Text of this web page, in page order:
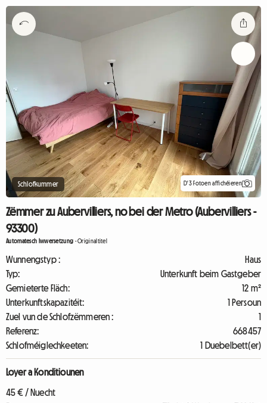
Schlofkummer D'3 Fotoen affichéieren
Zëmmer zu Aubervilliers, no bei der Metro (Aubervilliers -
93300)
Automatesch Iwwersetzung -Originaltitel
Wunnengstyp :
Haus
Typ:
Unterkunft beim Gastgeber
Gemieterte Fläch:
12 m²
Unterkunftskapazitéit:
1 Persoun
Zuel vun de Schlofzëmmeren :
1
Referenz:
668457
Schlofméiglechkeeten:
1 Duebelbett(er)
Loyer a Konditiounen
45 € / Nuecht